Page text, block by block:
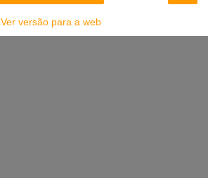
Ver versão para a web